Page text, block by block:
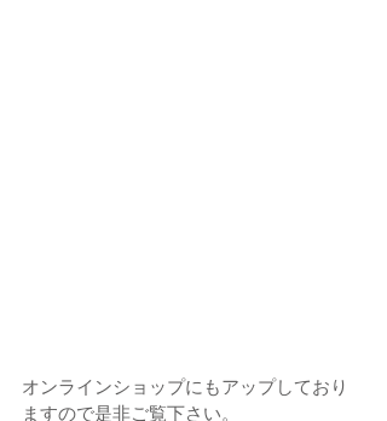
オンラインショップにもアップしており
ますので是非ご覧下さい。